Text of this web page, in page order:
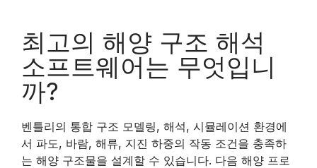
최고의 해양 구조 해석
소프트웨어는 무엇입니
까?
벤틀리의 통합 구조 모델링, 해석, 시뮬레이션 환경에
서 파도, 바람, 해류, 지진 하중의 작동 조건을 충족하
는 해양 구조물을 설계할 수 있습니다. 다음 해양 프로